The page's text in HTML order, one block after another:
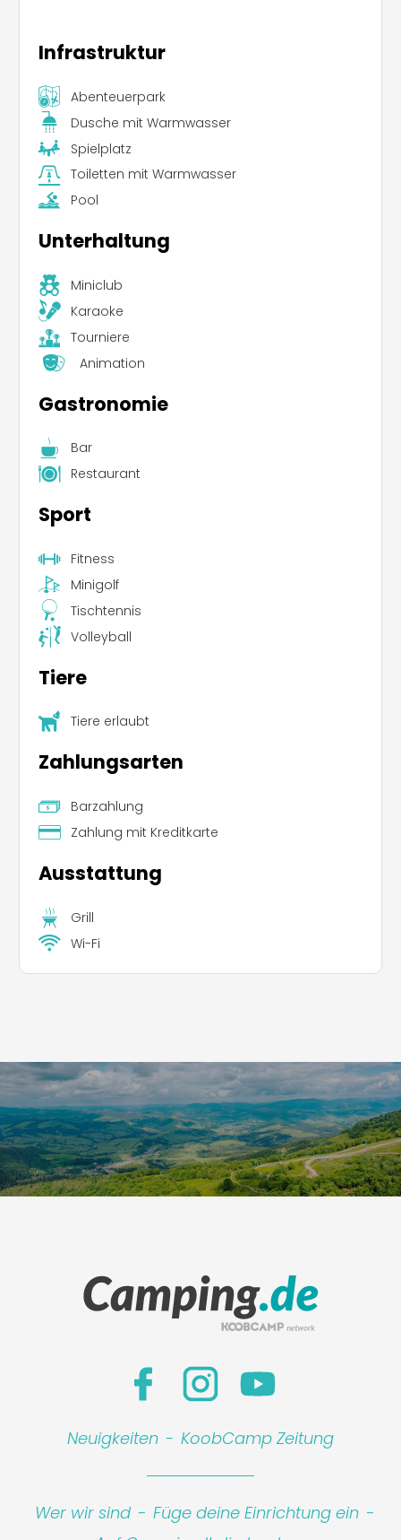
Infrastruktur
Abenteuerpark
Dusche mit Warmwasser
Spielplatz
Toiletten mit Warmwasser
Pool
Unterhaltung
Miniclub
Karaoke
Tourniere
Animation
Gastronomie
Bar
Restaurant
Sport
Fitness
Minigolf
Tischtennis
Volleyball
Tiere
Tiere erlaubt
Zahlungsarten
Barzahlung
Zahlung mit Kreditkarte
Ausstattung
Grill
Wi-Fi
Neuigkeiten - KoobCamp Zeitung
Wer wir sind - Füge deine Einrichtung ein -